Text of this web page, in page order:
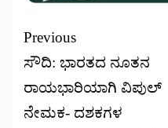
Previous
ಸೌದಿ: ಭಾರತದ ನೂತನ
ರಾಯಭಾರಿಯಾಗಿ ವಿಪುಲ್
ನೇಮಕ- ದಶಕಗಳ